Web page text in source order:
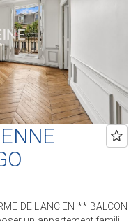
- SUCCESSION -
DE L'ANCIEN ** BALCON